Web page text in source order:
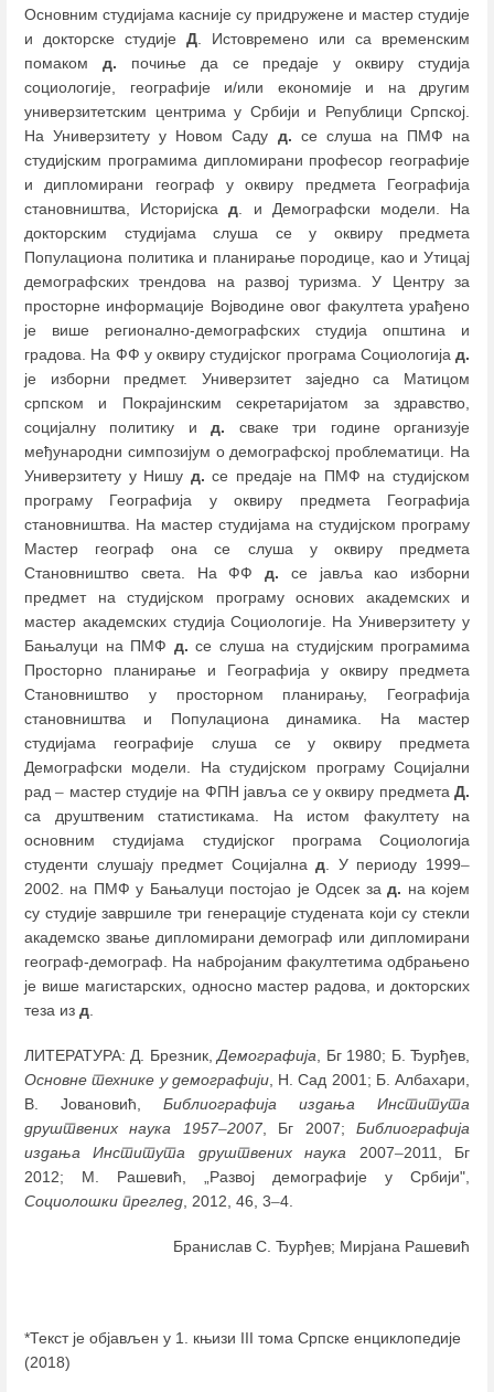
Основним студијама касније су придружене и мастер студије
и докторске студије Д . Истовремено или са временским
помаком д. почиње да се предаје у оквиру студија
социологије, географије и/или економије и на другим
универзитетским центрима у Србији и Републици Српској.
На Универзитету у Новом Саду д. се слуша на ПМФ на
студијским програмима дипломирани професор географије
и дипломирани географ у оквиру предмета Географија
становништва, Историјскад . и Демографски модели. На
докторским студијама слуша се у оквиру предмета
Популациона политика и планирање породице, као и Утицај
демографских трендова на развој туризма. У Центру за
просторне информације Војводине овог факултета урађено
је више регионално-демографских студија општина и
градова. На ФФ у оквиру студијског програма Социологија д.
је изборни предмет. Универзитет заједно са Матицом
српском и Покрајинским секретаријатом за здравство,
социјалну политику ид. сваке три године организује
међународни симпозијум о демографској проблематици. На
Универзитету у Нишу д. се предаје на ПМФ на студијском
програму Географија у оквиру предмета Географија
становништва. На мастер студијама на студијском програму
Мастер географ она се слуша у оквиру предмета
Становништво света. На ФФ д. се јавља као изборни
предмет на студијском програму основих академских и
мастер академских студија Социологије. На Универзитету у
Бањалуци на ПМФ д. се слуша на студијским програмима
Просторно планирање и Географија у оквиру предмета
Становништво у просторном планирању, Географија
становништва и Популациона динамика. На мастер
студијама географије слуша се у оквиру предмета
Демографски модели. На студијском програму Социјални
рад– мастер студије на ФПН јавља се у оквиру предметаД.
са друштвеним статистикама. На истом факултету на
основним студијама студијског програма Социологија
студенти слушају предмет Социјалнад . У периоду 1999–
2002. на ПМФ у Бањалуци постојао је Одсек зад. на којем
су студије завршиле три генерације студената који су стекли
академско звање дипломирани демограф или дипломирани
географ-демограф. На набројаним факултетима одбрањено
је више магистарских, односно мастер радова, и докторских
теза из д
ЛИТЕРАТУРА: Д. Брезник,Демографија , Бг 1980; Б. Ђурђев,
Основне технике у демографији, Н. Сад 2001; Б. Албахари,
В. Јовановић, Библиографија издања Института
друштвених наука 1957–2007, Бг 2007;Библиографија
издања Института друштвених наука 2007–2011, Бг
2012; М. Рашевић, „Развој демографије у Србији",
Социолошки преглед , 2012, 46, 3–4.
Бранислав С. Ђурђев; Мирјана Рашевић
*Текст је објављен у 1. књизи III тома Српске енциклопедије
(2018)